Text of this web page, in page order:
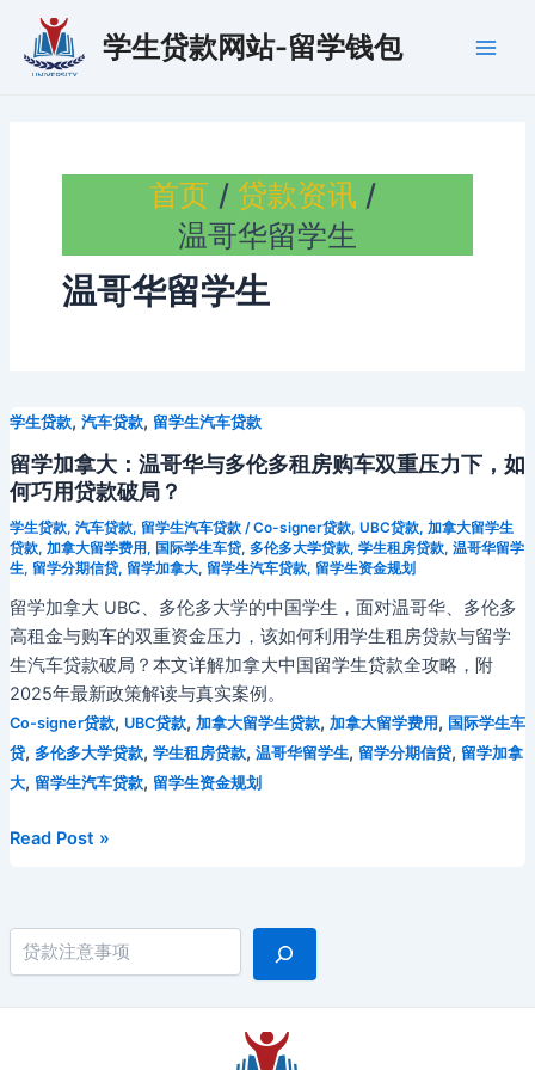
学生贷款网站-留学钱包
搜索
首页
贷款资讯
温哥华留学生
温哥华留学生
学生贷款, 汽车贷款, 留学生汽车贷款
留学加拿大：温哥华与多伦多租房购车双重压力下，如
何巧用贷款破局？
学生贷款, 汽车贷款, 留学生汽车贷款/Co-signer贷款, UBC贷款, 加拿大留学生
贷款, 加拿大留学费用 , 国际学生车贷, 多伦多大学贷款, 学生租房贷款, 温哥华留学
生, 留学分期信贷, 留学加拿大, 留学生汽车贷款, 留学生资金规划
留学加拿大 UBC、多伦多大学的中国学生，面对温哥华、多伦多
高租金与购车的双重资金压力，该如何利用学生租房贷款与留学
生汽车贷款破局？本文详解加拿大中国留学生贷款全攻略，附
2025年最新政策解读与真实案例。
Co-signer贷款, UBC贷款, 加拿大留学生贷款, 加拿大留学费用 , 国际学生车
贷, 多伦多大学贷款, 学生租房贷款, 温哥华留学生, 留学分期信贷, 留学加拿
大, 留学生汽车贷款, 留学生资金规划
留
拿
大：
温
Read Post »